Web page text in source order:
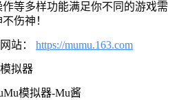
等多样功能满足你不同的游戏需
伤神！
站： https://mumu.163.com
拟器
模拟器-Mu酱